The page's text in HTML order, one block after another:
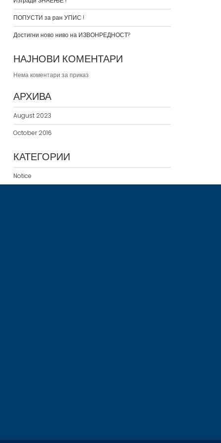
ПОПУСТИ за ран УПИС !
Достигни ново ниво на ИЗВОНРЕДНОСТ?
НАЈНОВИ КОМЕНТАРИ
Нема коментари за приказ
АРХИВА
August 2023
October 2016
КАТЕГОРИИ
Notice